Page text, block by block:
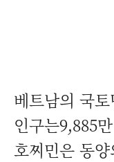
베트남의 국
인구는9,885
호찌민은 동